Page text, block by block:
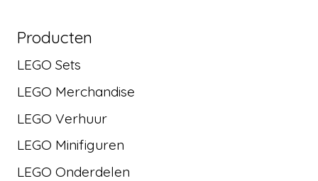
Producten
LEGO Sets
LEGO Merchandise
LEGO Verhuur
LEGO Minifiguren
LEGO Onderdelen